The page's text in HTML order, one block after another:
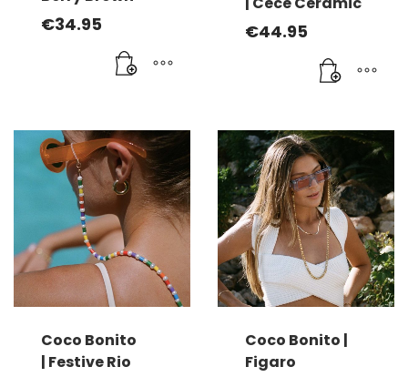
produit
€34.95 €44.95
Coco Bonito
| Festive Rio
Coco Bonito |
Figaro